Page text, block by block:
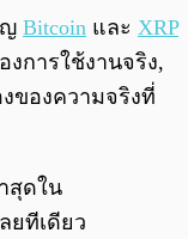
0:00 0:00
Bitcoin และ XRP
การใช้งานจริง,
ของความจริงที่
สุดใน
ยทีเดียว